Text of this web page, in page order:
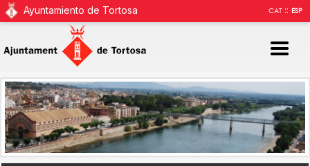
Ayuntamiento de Tortosa CAT::ESP